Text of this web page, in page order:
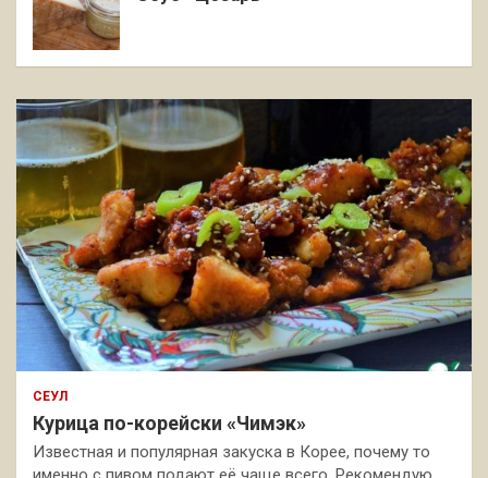
СЕУЛ
Курица по-корейски «Чимэк»
Известная и популярная закуска в Корее, почему то